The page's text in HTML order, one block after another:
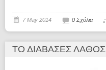
7 May 2014 0 Σχόλια
ΤΟ ΔΙΆΒΑΣΕΣ